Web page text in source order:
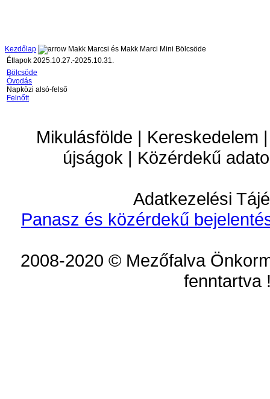
Kezdőlap
Makk Marcsi és Makk Marci Mini Bölcsöde
Étlapok 2025.10.27.-2025.10.31.
Bölcsöde
Óvodás
Napközi alsó-felső
Felnőtt
Mikulásfölde | Kereskedelem
újságok | Közérdekű
Adatkezelési
Panasz és közérdekű
2008-2020 © Mezőfalva
fenntartva